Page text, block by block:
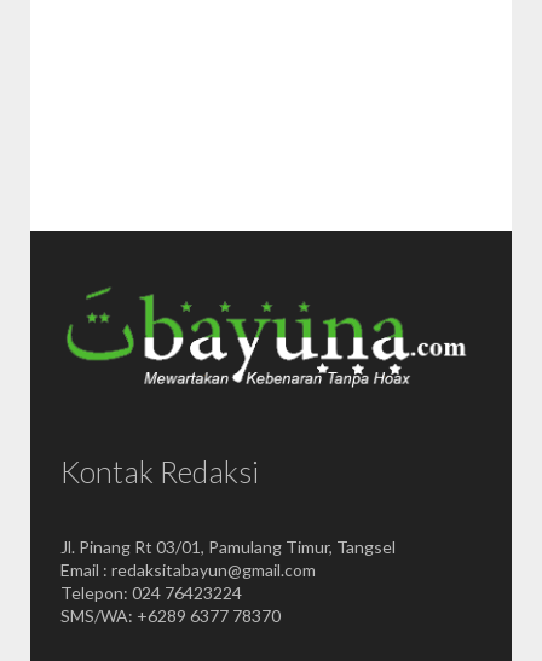
Kontak Redaksi
Jl. Pinang Rt 03/01, Pamulang Timur, Tangsel
Email : redaksitabayun@gmail.com
Telepon: 024 76423224
SMS/WA: +6289 6377 78370